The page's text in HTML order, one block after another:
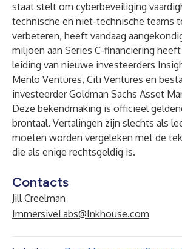
staat stelt om cyberbeveiliging
technische en niet-technische teams
verbeteren, heeft vandaag
miljoen aan Series C-financiering
leiding van nieuwe investeerders
Menlo Ventures, Citi Ventures en
investeerderGoldman Sachs Asset
Deze bekendmaking is officieel
brontaal. Vertalingen zijn slechts als
moeten worden vergeleken met de
die als enige rechtsgeldig is.
Contacts
Jill Creelman
ImmersiveLabs@Inkhouse.com